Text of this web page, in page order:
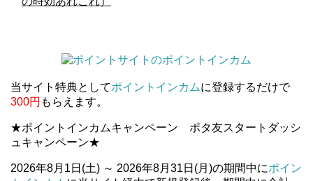
当サイト特典としてポイントインカムに登録するだけで
300円 もらえます。
★ポイントインカムキャンペーン ポタ友スタートダッシ
ュキャンペーン★
2026年8月1日(土) ～ 2026年8月31日(月)の期間中にポイン